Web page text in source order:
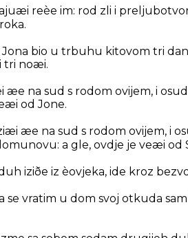
reèe im: rod zli i
Jona bio u trbuhu kitovom tri
tri noæi.
æe na sud s rodom ovijem, i
od Jone.
æe na sud s rodom ovijem, i
a gle, ovdje je veæi od
iziðe iz èovjeka, ide kroz
se vratim u dom svoj otkuda